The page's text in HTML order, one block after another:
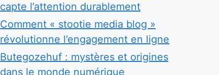
capte l’attention durablement
Comment « stootie media blog »
révolutionne l’engagement en ligne
Butegozehuf : mystères et origines
dans le monde numérique